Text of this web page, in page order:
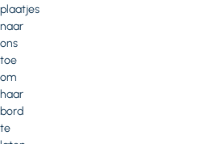
plaatjes
naar
ons
toe
om
haar
bord
te